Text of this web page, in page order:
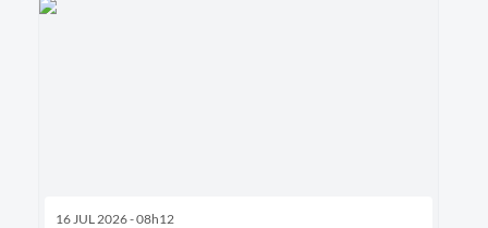
16 JUL 2026 - 08h12